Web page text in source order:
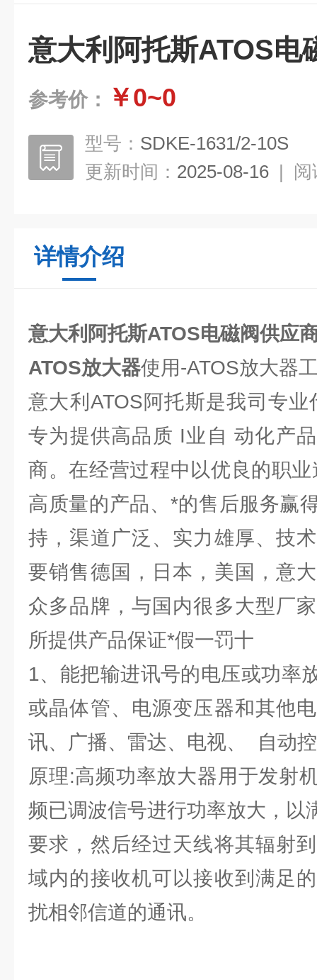
意大利阿托斯ATOS电
参考价： ￥0~0
型号： SDKE-1631/2-10S
更新时间： 2025-08-16 | 阅
详情介绍
意大利阿托斯ATOS电磁阀供应
ATOS放大器使用-ATOS放大器
意大利ATOS阿托斯是我司专
专为提供高品质 I业自 动化产
商。在经营过程中以优良的职
高质量的产品、*的售后服务赢
持，渠道广泛、实力雄厚、技
要销售德国，日本，美国，意
众多品牌，与国内很多大型厂
所提供产品保证*假一罚十
1、能把输进讯号的电压或功率
或晶体管、电源变压器和其他
讯、广播、雷达、电视、 自动
原理:高频功率放大器用于发射
频已调波信号进行功率放大，以
要求，然后经过天线将其辐射
域内的接收机可以接收到满足
扰相邻信道的通讯。